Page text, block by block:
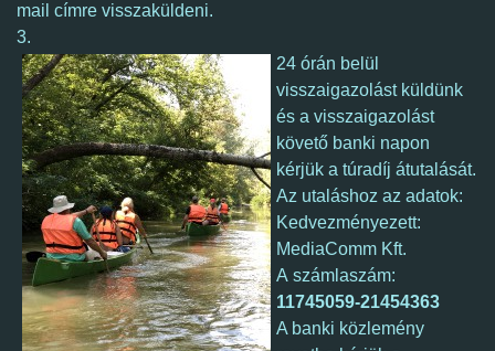
mail címre visszaküldeni.
3.
24 órán belül
visszaigazolást küldünk
és a visszaigazolást
követő banki napon
kérjük a túradíj átutalását.
Az utaláshoz az adatok:
Kedvezményezett:
MediaComm Kft.
A számlaszám:
11745059-21454363
A banki közlemény